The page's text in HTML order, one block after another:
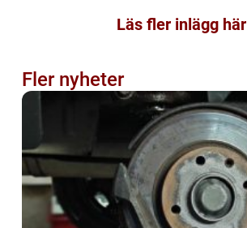
Läs fler inlägg här
Fler nyheter